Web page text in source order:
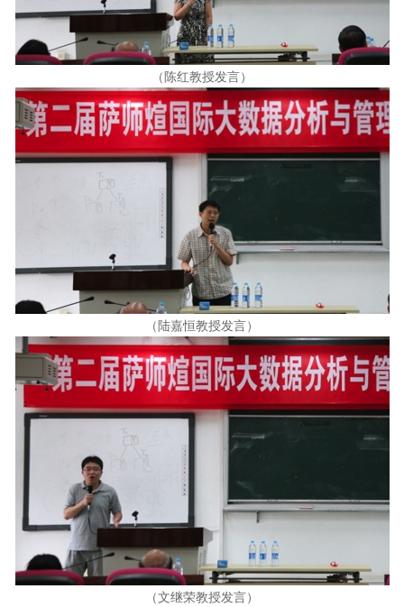
（陈红教授发言）
（陆嘉恒教授发言）
（文继荣教授发言）